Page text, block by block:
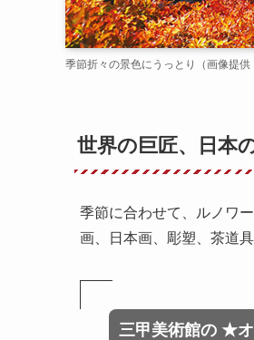
季節折々の景色にうっとり（画像提供
世界の巨匠、日本
季節に合わせて、ルノワ
画、日本画、彫塑、茶道
三甲美術館の ★